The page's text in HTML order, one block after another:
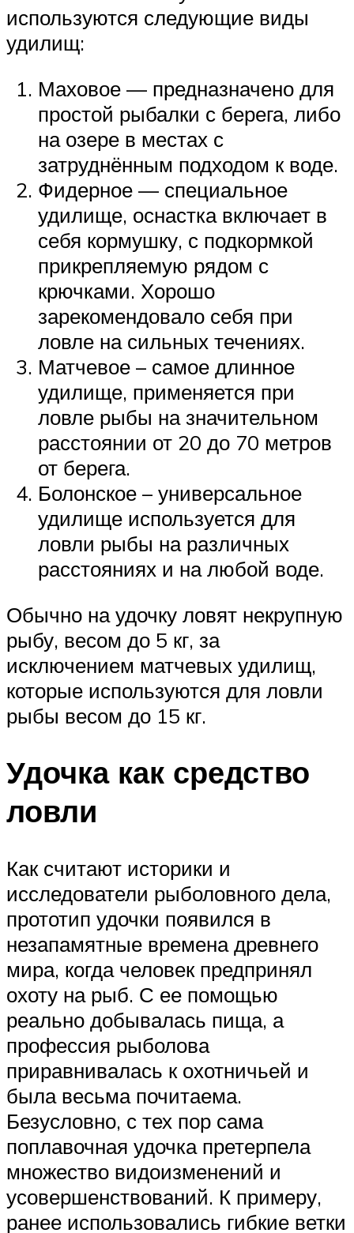
используются следующие виды
удилищ:
Маховое — предназначено для
простой рыбалки с берега, либо
на озере в местах с
затруднённым подходом к воде.
Фидерное — специальное
удилище, оснастка включает в
себя кормушку, с подкормкой
прикрепляемую рядом с
крючками. Хорошо
зарекомендовало себя при
ловле на сильных течениях.
Матчевое – самое длинное
удилище, применяется при
ловле рыбы на значительном
расстоянии от 20 до 70 метров
от берега.
Болонское – универсальное
удилище используется для
ловли рыбы на различных
расстояниях и на любой воде.
Обычно на удочку ловят некрупную
рыбу, весом до 5 кг, за
исключением матчевых удилищ,
которые используются для ловли
рыбы весом до 15 кг.
Удочка как средство
ловли
Как считают историки и
исследователи рыболовного дела,
прототип удочки появился в
незапамятные времена древнего
мира, когда человек предпринял
охоту на рыб. С ее помощью
реально добывалась пища, а
профессия рыболова
приравнивалась к охотничьей и
была весьма почитаема.
Безусловно, с тех пор сама
поплавочная удочка претерпела
множество видоизменений и
усовершенствований. К примеру,
ранее использовались гибкие ветки